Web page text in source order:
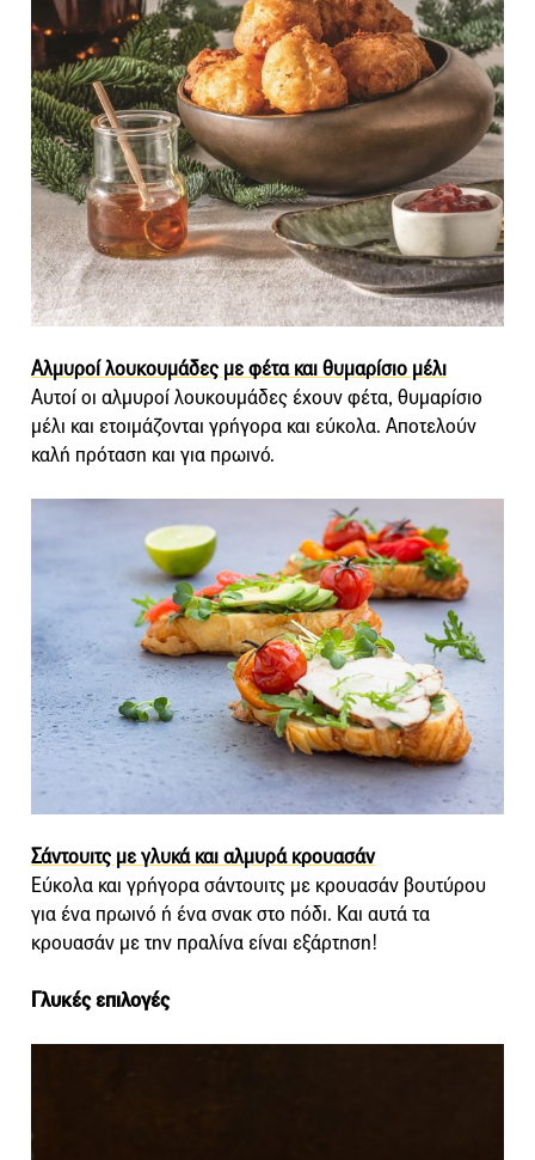
Αλμυροί λουκουμάδες με φέτα και θυμαρίσιο μέλι
Αυτοί οι αλμυροί λουκουμάδες έχουν φέτα, θυμαρίσιο
μέλι και ετοιμάζονται γρήγορα και εύκολα. Αποτελούν
καλή πρόταση και για πρωινό.
Σάντουιτς με γλυκά και αλμυρά κρουασάν
Εύκολα και γρήγορα σάντουιτς με κρουασάν βουτύρου
για ένα πρωινό ή ένα σνακ στο πόδι. Και αυτά τα
κρουασάν με την πραλίνα είναι εξάρτηση!
Γλυκές επιλογές